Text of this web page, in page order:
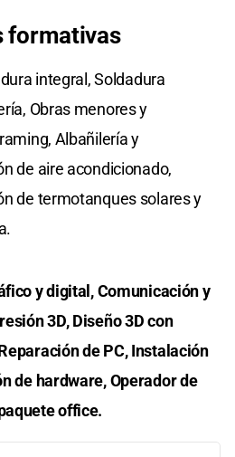
formativas
integral, Soldadura
Obras menores y
Albañilería y
de aire acondicionado,
de termotanques solares y
y digital, Comunicación y
3D, Diseño 3D con
de PC, Instalación
de hardware, Operador de
office.